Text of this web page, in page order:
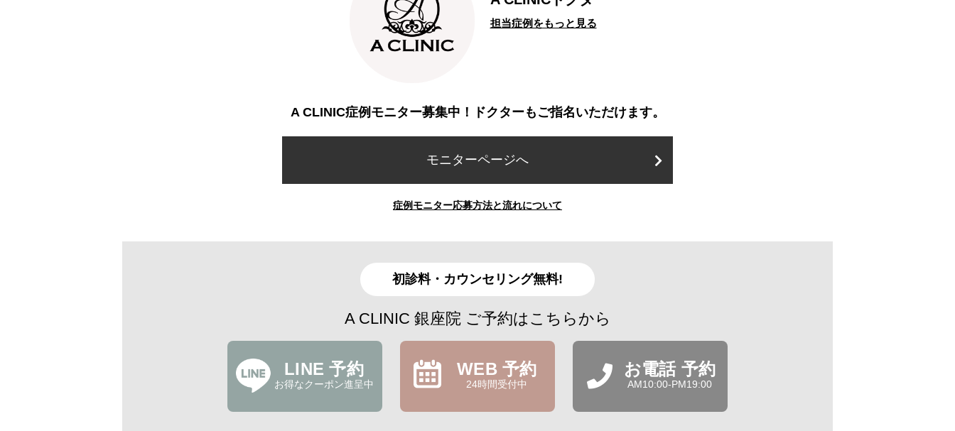
担当症例をもっと見る
A CLINIC症例モニター募集中！ドクターもご指名いただけます。
モニターページへ
症例モニター応募方法と流れについて
初診料・カウンセリング無料!
A CLINIC 銀座院 ご予約はこちらから
LINE 予約
お得なクーポン進呈中
WEB 予約
24時間受付中
お電話 予約
AM10:00-PM19:00